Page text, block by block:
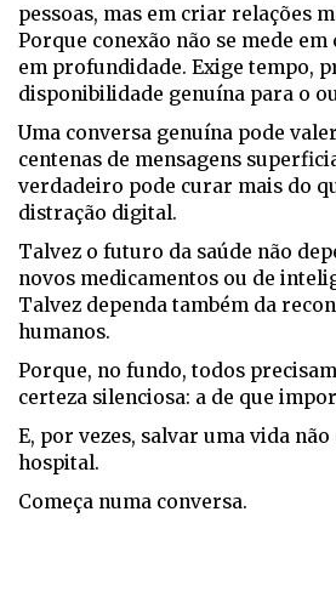
pessoas, mas em criar relações
Porque conexão não se mede em
em profundidade. Exige tempo,
disponibilidade genuína para o
Uma conversa genuína pode
centenas de mensagens
verdadeiro pode curar mais do
distração digital.
Talvez o futuro da saúde não
novos medicamentos ou de
Talvez dependa também da
humanos.
Porque, no fundo, todos
certeza silenciosa: a de que
E, por vezes, salvar uma vida
hospital.
Começa numa conversa.